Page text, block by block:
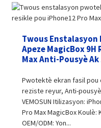
Twous Enstalasyon
Apeze MagicBox 9H
Max Anti-Pousyè
Pwotektè ekran fasil pou
reziste reyur, Anti-
VEMOSUN Itilizasyon:
Pro Max MagicBox
OEM/ODM: Yon...